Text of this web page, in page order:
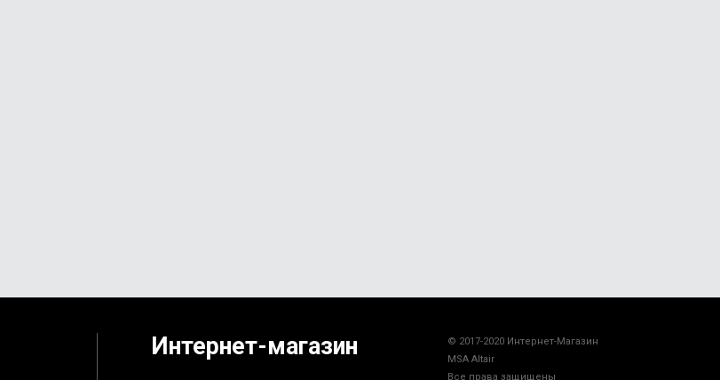
Интернет-магазин
© 2017-2020 Интернет-Магазин
MSA Altair
Все права защищены